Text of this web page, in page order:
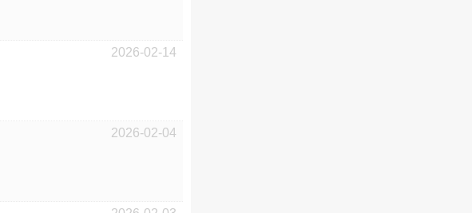
2026-02-14
2026-02-04